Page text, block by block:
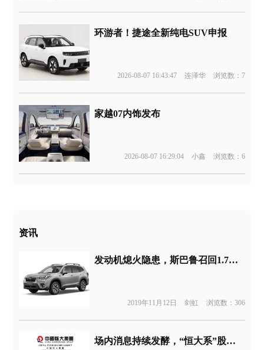
环游者！捷途全新纯电SUV申报
2026-08-07 16:43:47 连泽华 浏览数：7
家越07内饰发布
2026-08-07 16:29:04 小鑫 浏览数：6
资讯
发动机熄火隐患，斯巴鲁召回1.7万辆森林人、XV系列汽车
2019年11月12日 剑虹 浏览数：306
场内消息持续发酵，“恒大系”股价债券再度跳水